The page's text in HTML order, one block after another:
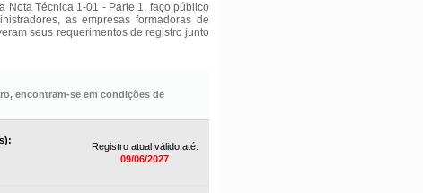
Nota Técnica 1-01 - Parte 1, faço público
as empresas formadoras de
seus requerimentos de registro junto
encontram-se em condições de
Registro atual válido até:
09/06/2027